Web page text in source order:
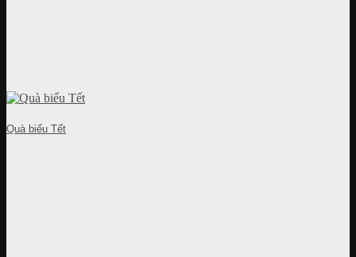
Quà biếu Tết